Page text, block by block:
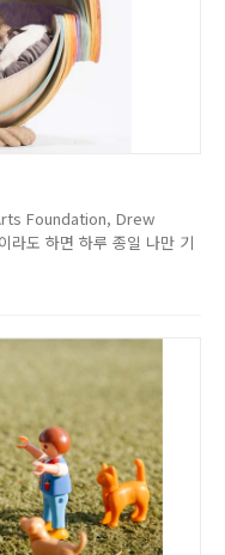
Foundation, Drew
도 하면 하루 종일 나만 기
아내리게 하는 이들. 반려동